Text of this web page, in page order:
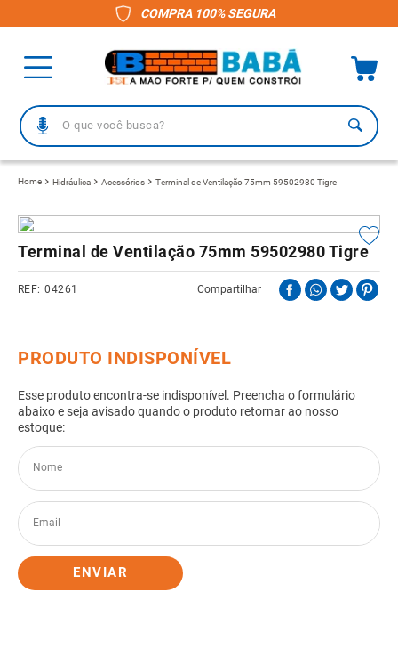
COMPRA 100% SEGURA
O que você busca?
Hidráulica Acessórios Terminal de Ventilação 75mm 59502980 Tigre
Terminal de Ventilação 75mm 59502980 Tigre
04261 Compartilhar
ENVIAR
2º porcelanato
telha
4 º vaso sanitário
6º telha fibrocimento
8º gabinete banheiro
9º porta